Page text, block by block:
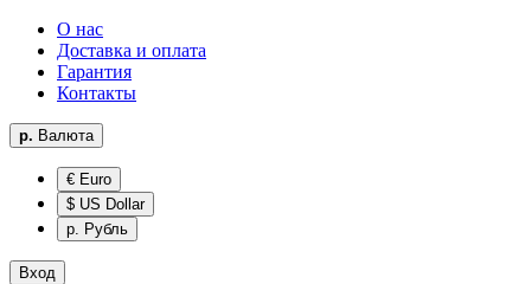
О нас
Доставка и оплата
Гарантия
Контакты
р. Валюта
€ Euro
$ US Dollar
р. Рубль
Вход